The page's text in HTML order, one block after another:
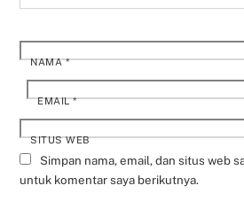
NAMA*
EMAIL*
SITUS WEB
Simpan nama, email, dan situs web
untuk komentar saya berikutnya.